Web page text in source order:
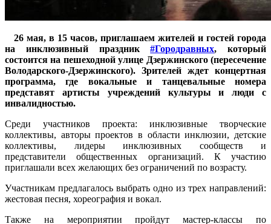
26 мая, в 15 часов, приглашаем жителей и гостей города
на инклюзивный праздник#Городравных, который
состоится на пешеходной улице Дзержинского (пересечение
Володарского-Дзержинского). Зрителей ждет концертная
программа, где вокальные и танцевальные номера
представят артисты учреждений культуры и люди с
инвалидностью.
Среди участников проекта: инклюзивные творческие
коллективы, авторы проектов в области инклюзии, детские
коллективы, лидеры инклюзивных сообществ и
представители общественных организаций. К участию
приглашали всех желающих без ограничений по возрасту.
Участникам предлагалось выбрать одно из трех направлений:
жестовая песня, хореография и вокал.
Также на мероприятии пройдут мастер-классы по